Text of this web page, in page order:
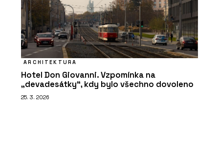
ARCHITEKTURA
Hotel Don Giovanni. Vzpomínka na
„devadesátky“, kdy bylo všechno dovoleno
25. 3. 2026